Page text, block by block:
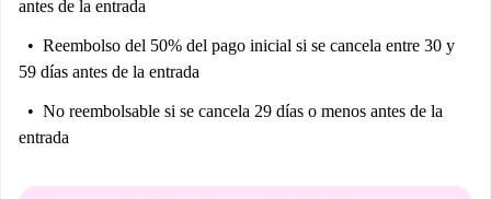
antes de la entrada
Reembolso del 50% del pago inicial si se cancela entre 30 y
59 días antes de la entrada
No reembolsable si se cancela 29 días o menos antes de la
entrada